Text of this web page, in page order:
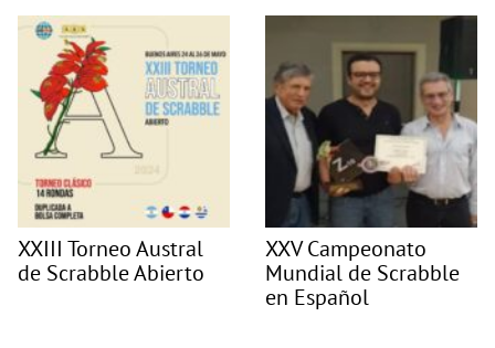
XXIII Torneo Austral
de Scrabble Abierto
XXV Campeonato
Mundial de Scrabble
en Español